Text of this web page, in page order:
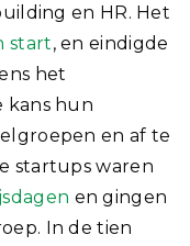
en HR. Het
start, en eindigde
het
kans hun
en af te
startups waren
en gingen
In de tien